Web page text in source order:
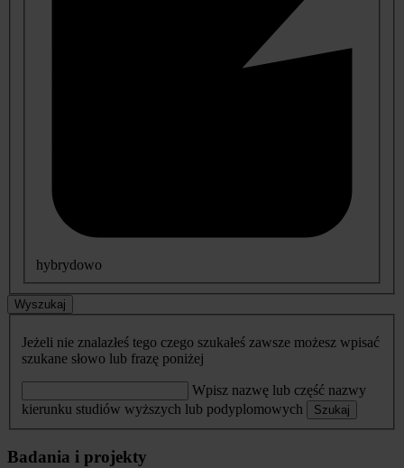
hybrydowo
Wyszukaj
Jeżeli nie znalazłeś tego czego szukałeś zawsze możesz wpisać
szukane słowo lub frazę poniżej
Wpisz nazwę lub część nazwy
kierunku studiów wyższych lub podyplomowych
Szukaj
Badania i projekty